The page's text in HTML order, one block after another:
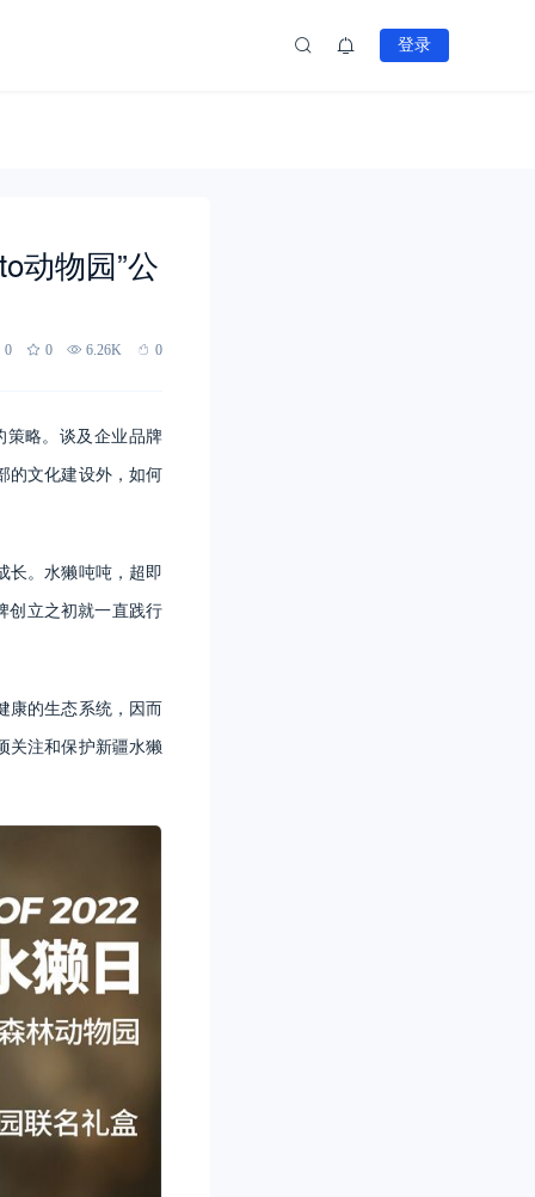
登录
动物园”公
0 0 6.26K 0
策略。谈及企业品牌
的文化建设外，如何
长。水獭吨吨，超即
创立之初就一直践行
康的生态系统，因而
关注和保护新疆水獭